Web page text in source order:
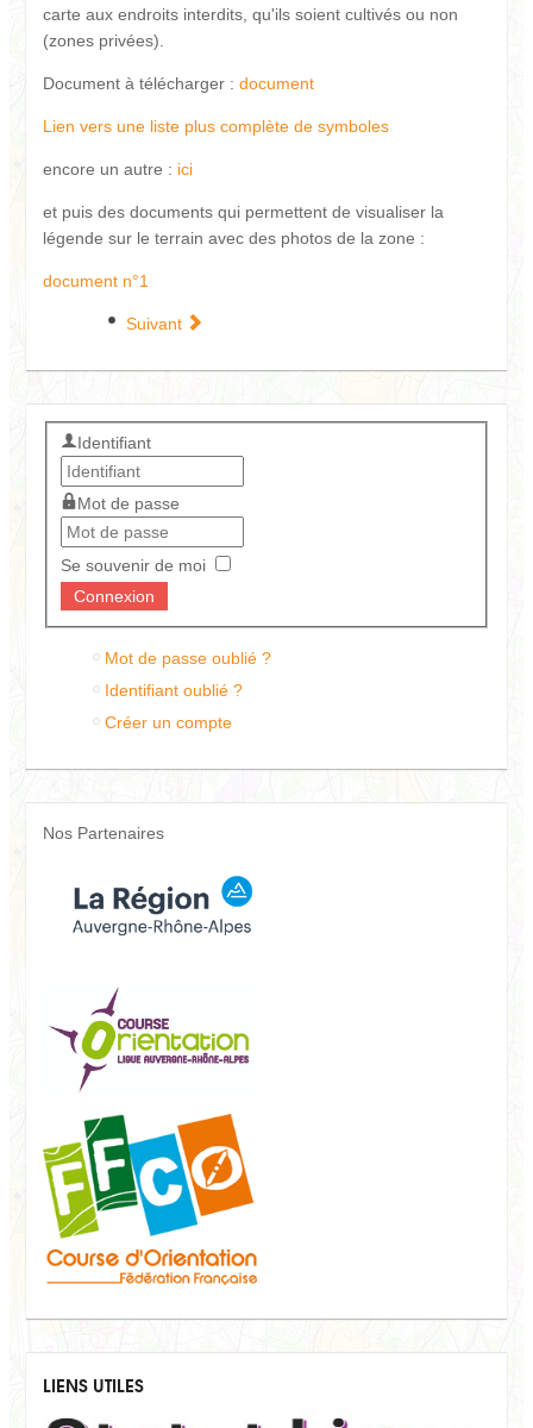
carte aux endroits interdits, qu'ils soient cultivés ou non
(zones privées).
Document à télécharger : document
Lien vers une liste plus complète de symboles
encore un autre : ici
et puis des documents qui permettent de visualiser la
légende sur le terrain avec des photos de la zone :
document n°1
Suivant
Identifiant
Mot de passe
Se souvenir de moi
Mot de passe oublié ?
Identifiant oublié ?
Créer un compte
Nos Partenaires
LIENS UTILES